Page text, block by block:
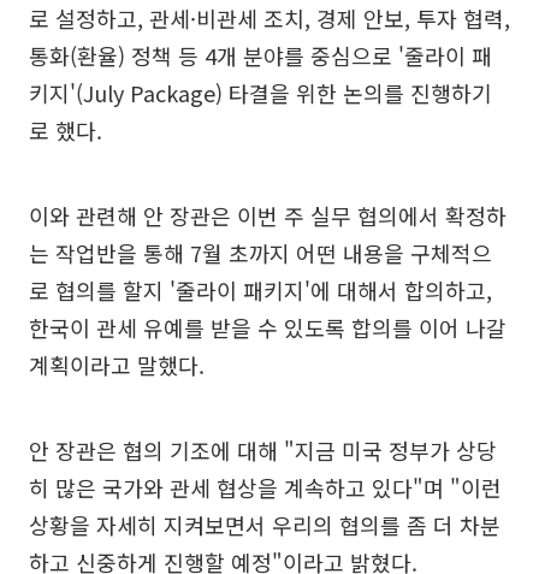
로 설정하고, 관세·비관세 조치, 경제 안보, 투자 협력,
통화(환율) 정책 등 4개 분야를 중심으로 '줄라이 패
키지'(July Package) 타결을 위한 논의를 진행하기
로 했다.
이와 관련해 안 장관은 이번 주 실무 협의에서 확정하
는 작업반을 통해 7월 초까지 어떤 내용을 구체적으
로 협의를 할지 '줄라이 패키지'에 대해서 합의하고,
한국이 관세 유예를 받을 수 있도록 합의를 이어 나갈
계획이라고 말했다.
안 장관은 협의 기조에 대해 "지금 미국 정부가 상당
히 많은 국가와 관세 협상을 계속하고 있다"며 "이런
상황을 자세히 지켜보면서 우리의 협의를 좀 더 차분
하고 신중하게 진행할 예정"이라고 밝혔다.